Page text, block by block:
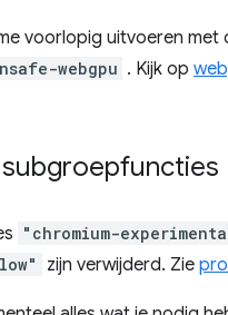
voorlopig uitvoeren met
webgpu . Kijk op
"chromium-
zijn verwijderd. Zie